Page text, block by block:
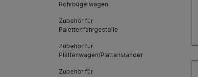
Rohrbügelwagen
Zubehör für
Palettenfahrgestelle
Zubehör für
Plattenwagen/Plattenständer
Zubehör für